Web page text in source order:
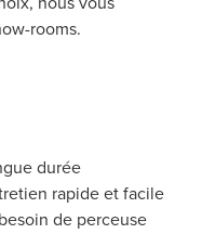
rooms.
durée
rapide et facile
de perceuse